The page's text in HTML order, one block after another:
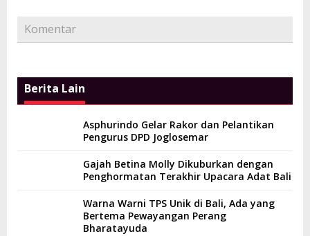
Komentar
Berita Lain
Asphurindo Gelar Rakor dan Pelantikan
Pengurus DPD Joglosemar
Gajah Betina Molly Dikuburkan dengan
Penghormatan Terakhir Upacara Adat Bali
Warna Warni TPS Unik di Bali, Ada yang
Bertema Pewayangan Perang
Bharatayuda